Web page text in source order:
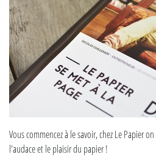
Vous commencez à le savoir, chez Le Papier
l'audace et le plaisir du papier !